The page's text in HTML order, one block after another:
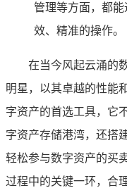
管理等方面，都
效、精准的操作。
在当今风起云涌的
明星，以其卓越的性能
字资产的首选工具，它
字资产存储港湾，还搭
轻松参与数字资产的买
过程中的关键一环，合